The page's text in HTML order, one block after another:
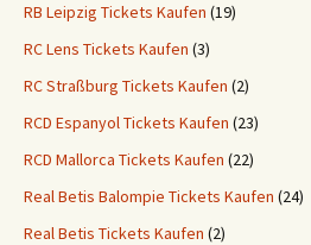
RB Leipzig Tickets Kaufen (19)
RC Lens Tickets Kaufen (3)
RC Straßburg Tickets Kaufen (2)
RCD Espanyol Tickets Kaufen (23)
RCD Mallorca Tickets Kaufen (22)
Real Betis Balompie Tickets Kaufen (24)
Real Betis Tickets Kaufen (2)